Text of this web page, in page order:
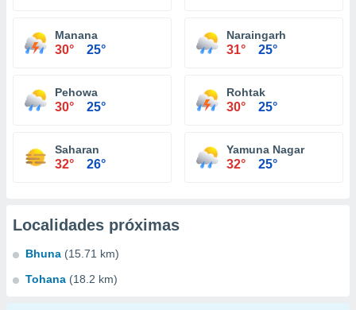
Manana
30° 25°
Naraingarh
31° 25°
Pehowa
30° 25°
Rohtak
30° 25°
Saharan
32° 26°
Yamuna Nagar
32° 25°
Localidades próximas
Bhuna (15.71 km)
Tohana (18.2 km)